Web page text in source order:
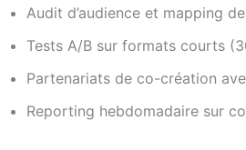
Audit d’audience et mapping
Tests A/B sur formats courts
Partenariats de co-création
Reporting hebdomadaire sur